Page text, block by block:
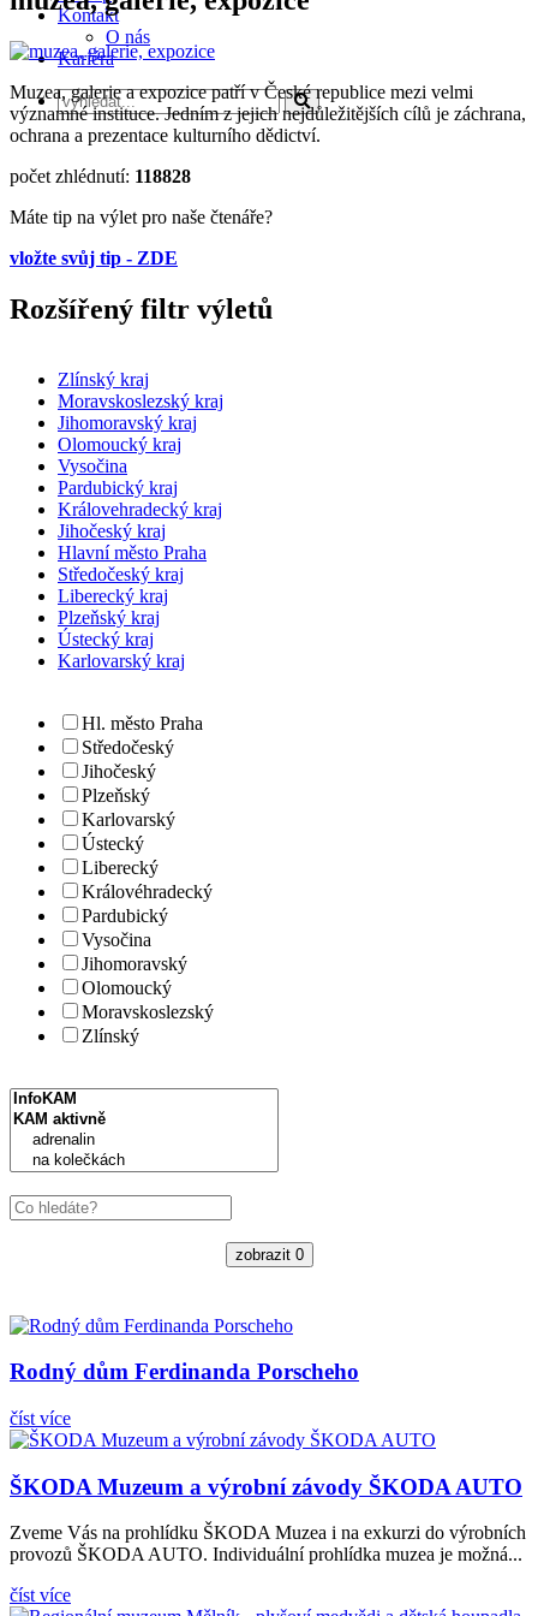
Kontakt
O nás
Kariéra
Muzea, galerie a expozice patří v České republice mezi velmi
významné instituce. Jedním z jejich nejdůležitějších cílů je záchrana,
ochrana a prezentace kulturního dědictví.
počet zhlédnutí: 118828
Máte tip na výlet pro naše čtenáře?
vložte svůj tip - ZDE
Rozšířený filtr výletů
Zlínský kraj
Moravskoslezský kraj
Jihomoravský kraj
Olomoucký kraj
Vysočina
Pardubický kraj
Královehradecký kraj
Jihočeský kraj
Hlavní město Praha
Středočeský kraj
Liberecký kraj
Plzeňský kraj
Ústecký kraj
Karlovarský kraj
Hl. město Praha
Středočeský
Jihočeský
Plzeňský
Karlovarský
Ústecký
Liberecký
Královéhradecký
Pardubický
Vysočina
Jihomoravský
Olomoucký
Moravskoslezský
Zlínský
zobrazit 0
Rodný dům Ferdinanda Porscheho
číst více
ŠKODA Muzeum a výrobní závody ŠKODA AUTO
Zveme Vás na prohlídku ŠKODA Muzea i na exkurzi do výrobních
provozů ŠKODA AUTO. Individuální prohlídka muzea je možná...
číst více